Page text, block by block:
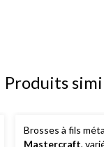
Produits
Brosses à fils
Mastercraft,